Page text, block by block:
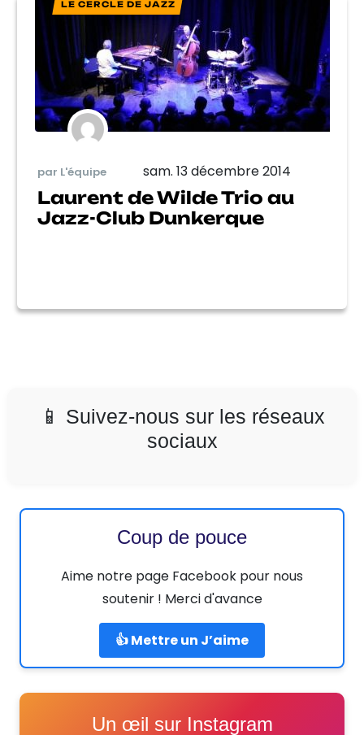
LE CERCLE DE JAZZ
par L'équipe sam. 13 décembre 2014
Laurent de Wilde Trio au
Jazz-Club Dunkerque
📱 Suivez-nous sur les réseaux
sociaux
Coup de pouce
Aime notre page Facebook pour nous
soutenir ! Merci d'avance
👍 Mettre un J’aime
Un œil sur Instagram